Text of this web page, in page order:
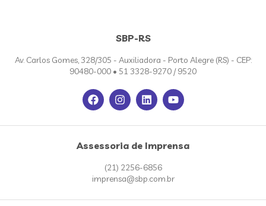
SBP-RS
Av. Carlos Gomes, 328/305 - Auxiliadora - Porto Alegre (RS) - CEP:
90480-000 • 51 3328-9270 / 9520
Assessoria de Imprensa
(21) 2256-6856
imprensa@sbp.com.br